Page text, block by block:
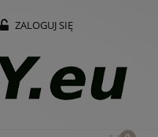
ZALOGUJ SIĘ